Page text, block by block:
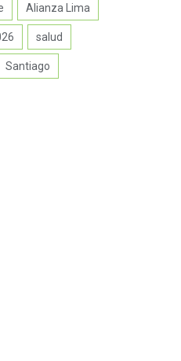
Alianza Lima
salud
Santiago